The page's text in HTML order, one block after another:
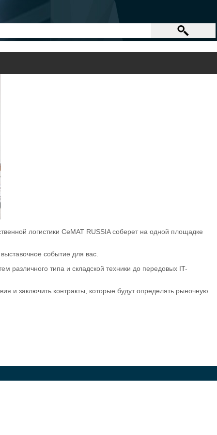
логистики CeMAT RUSSIA соберет на одной площадке
событие для вас.
различного типа и складской техники до передовых IT-
и заключить контракты, которые будут определять рыночную